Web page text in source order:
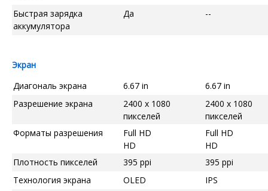
Быстрая зарядка
аккумулятора
Да --
Экран
Диагональ экрана
6.67 in
6.67 in
Разрешение экрана
2400 x 1080
пикселей
2400 x 1080
пикселей
Форматы разрешения
Full HD
HD
Full HD
HD
Плотность пикселей
395 ppi
395 ppi
Технология экрана
OLED
IPS